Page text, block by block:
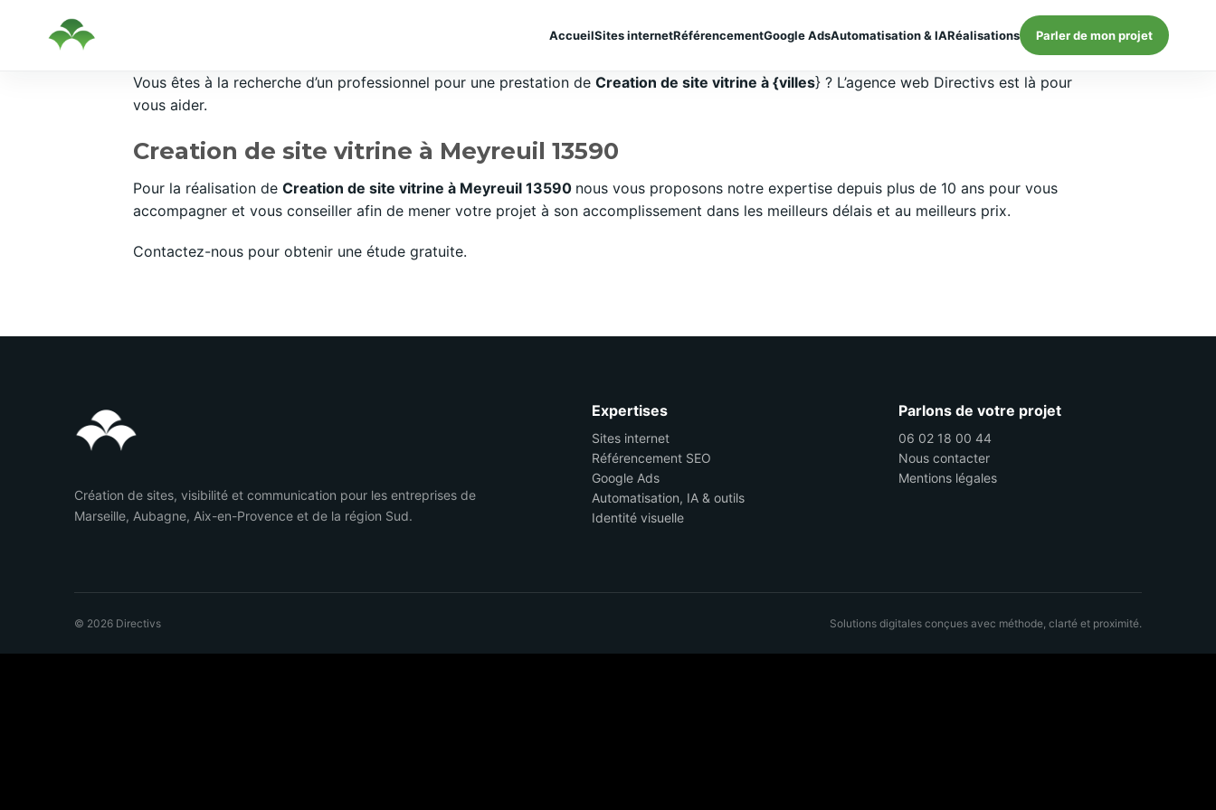
AccueilSites internetRéférencementGoogle AdsAutomatisation & IARéalisations Parler de mon projet
Vous êtes à la recherche d’un professionnel pour une prestation de Creation de site vitrine à {villes} ? L’agence web Directivs est là pour
vous aider.
Creation de site vitrine à Meyreuil 13590
Pour la réalisation de Creation de site vitrine à Meyreuil 13590 nous vous proposons notre expertise depuis plus de 10 ans pour vous
accompagner et vous conseiller afin de mener votre projet à son accomplissement dans les meilleurs délais et au meilleurs prix.
Contactez-nous pour obtenir une étude gratuite.
Création de sites, visibilité et communication pour les entreprises de
Marseille, Aubagne, Aix-en-Provence et de la région Sud.
Expertises
Sites internet
Référencement SEO
Google Ads
Automatisation, IA & outils
Identité visuelle
Parlons de votre projet
06 02 18 00 44
Nous contacter
Mentions légales
© 2026 Directivs Solutions digitales conçues avec méthode, clarté et proximité.